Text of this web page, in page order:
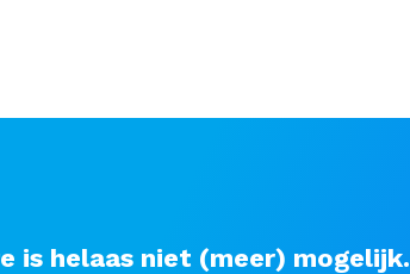
is helaas niet (meer) mogelijk.